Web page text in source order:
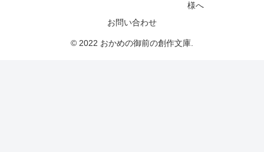
様へ
お問い合わせ
© 2022 おかめの御前の創作文庫.